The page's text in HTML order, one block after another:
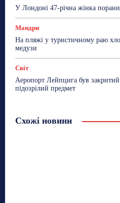
У Лондоні 47-річна жінка
Мандри
На пляжі у туристичному раю
медузи
Світ
Аеропорт Лейпцига був
підозрілий предмет
Схожі новини